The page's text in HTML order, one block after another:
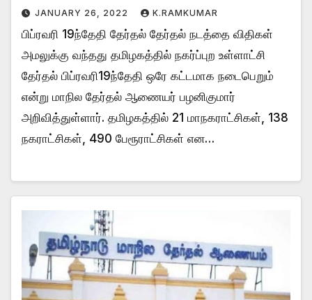
JANUARY 26, 2022 K.RAMKUMAR
பிப்ரவரி 19ந்தேதி தேர்தல் தேர்தல் நடத்தை விதிகள்
அமலுக்கு வந்தது தமிழகத்தில் நகர்ப்புற உள்ளாட்சி
தேர்தல் பிப்ரவரி19ந்தேதி ஒரே கட்டமாக நடைபெறும்
என்று மாநில தேர்தல் ஆணையர் பழனிகுமார்
அறிவித்துள்ளார். தமிழகத்தில் 21 மாநகராட்சிகள், 138
நகராட்சிகள், 490 பேரூராட்சிகள் என…